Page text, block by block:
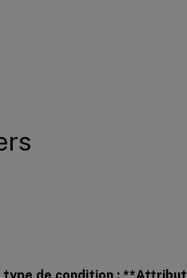
de condition : **Attribut